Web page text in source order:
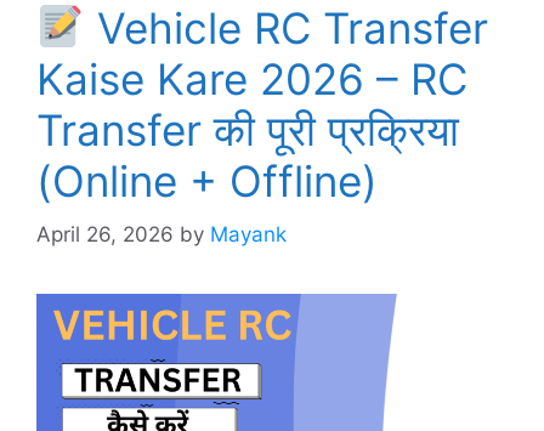
Vehicle RC Transfer
Kaise Kare 2026 – RC
Transfer की पूरी प्रक्रिया
(Online + Offline)
April 26, 2026 by Mayank